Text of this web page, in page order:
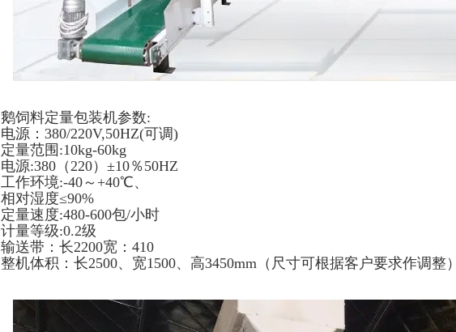
鹅饲料定量包装机参数:
电源：380/220V,50HZ(可调)
定量范围:10kg-60kg
电源:380（220）±10％50HZ
工作环境:-40～+40℃、
相对湿度≤90%
定量速度:480-600包/小时
计量等级:0.2级
输送带：长2200宽：410
整机体积：长2500、宽1500、高3450mm（尺寸可根据客户要求作调整）